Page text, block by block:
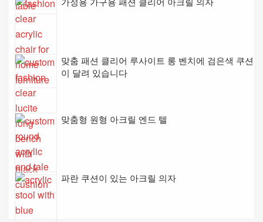
맞춤 패션 클리어 루사이트 롱 벤치에 검은색 쿠션
이 달려 있습니다
맞춤형 원형 아크릴 엔드 텔
파란 쿠션이 있는 아크릴 의자